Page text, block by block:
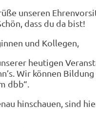
unseren
dass du da bist!
und Kollegen,
heutigen
Wir können Bildung
dbb“.
hinschauen, sind